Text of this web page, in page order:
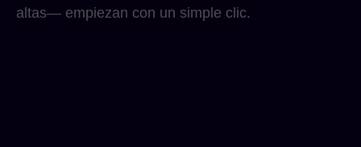
altas— empiezan con un simple clic.